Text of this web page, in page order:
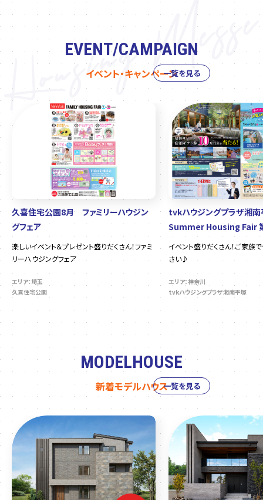
EVENT/CAMPAIGN
イベント・キャンペーン
久喜住宅公園8月 ファミリーハウジン
グフェア
楽しいイベント＆プレゼント盛りだくさん！ファミ
リーハウジングフェア
エリア：埼玉
久喜住宅公園
tvkハウジングプラザ湘
Summer Housing Fair
イベント盛りだくさん！ご家族
さい♪
エリア：神奈川
tvkハウジングプラザ湘南平塚
一覧を見る
MODELHOUSE
新着モデルハウス一覧を見る